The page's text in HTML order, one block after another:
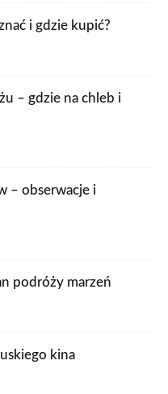
i gdzie kupić?
– gdzie na chleb i
– obserwacje i
podróży marzeń
kina